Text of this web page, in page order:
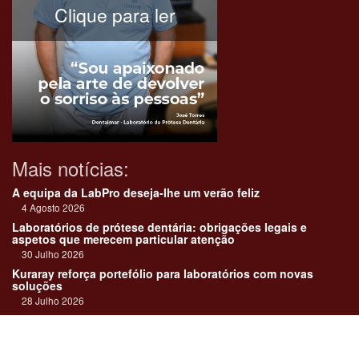
Clique para ler
Mais notícias:
A equipa da LabPro deseja-lhe um verão feliz
4 Agosto 2026
Laboratórios de prótese dentária: obrigações legais e
aspetos que merecem particular atenção
30 Julho 2026
Kuraray reforça portefólio para laboratórios com novas
soluções
28 Julho 2026
"Devemos encarar cada caso como uma história construída